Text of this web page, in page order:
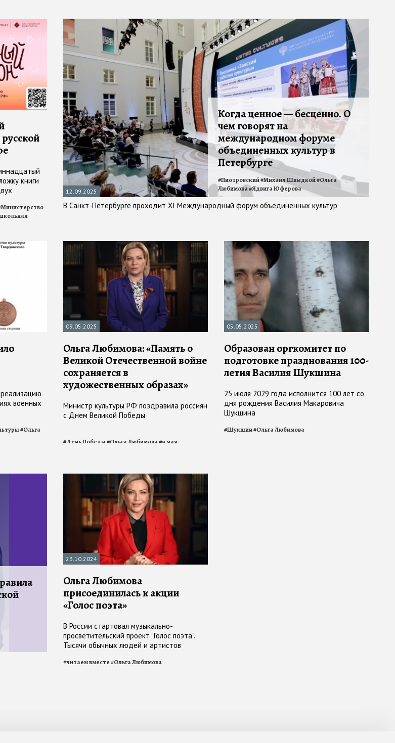
книги
Министерство
12.09.2025
Когда ценное — бесценно. О
чем говорят на
международном форуме
объединенных культур в
Петербурге
В Санкт-Петербурге проходит XI Международный форум объединенных культур
#Пиотровский#Михаил Швыдкой#Ольга
Любимова#Ядвига Юферова
военных
#Ольга
09.05.2025
Ольга Любимова: «Память о
Великой Отечественной войне
сохраняется в
художественных образах»
Министр культуры РФ поздравила россиян
с Днем Великой Победы
#День Победы#Ольга Любимова#9 мая
05.05.2025
Образован оргкомитет по
подготовке празднования 100-
летия Василия Шукшина
25 июля 2029 года исполнится 100 лет со
дня рождения Василия Макаровича
Шукшина
#Шукшин#Ольга Любимова
23.10.2024
Ольга Любимова
присоединилась к акции
«Голос поэта»
В России стартовал музыкально-
просветительский проект "Голос поэта".
Тысячи обычных людей и артистов
вместе русских поэтов"
#читаем вместе#Ольга Любимова